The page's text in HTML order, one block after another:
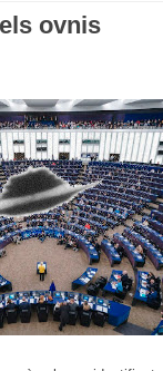
ovnis